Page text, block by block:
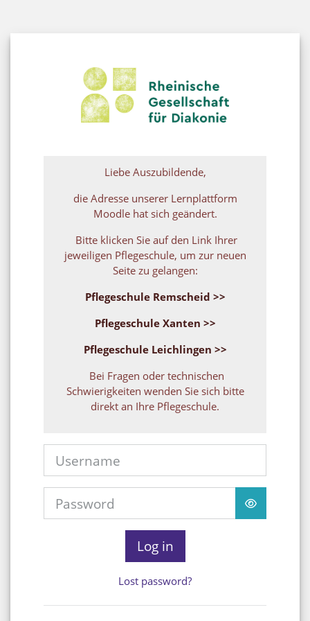
Log in to
Liebe Auszubildende,
die Adresse unserer Lernplattform
Moodle hat sich geändert.
Bitte klicken Sie auf den Link Ihrer
jeweiligen Pflegeschule, um zur neuen
Seite zu gelangen:
Pflegeschule Remscheid >>
Pflegeschule Xanten >>
Pflegeschule Leichlingen >>
Bei Fragen oder technischen
Schwierigkeiten wenden Sie sich bitte
direkt an Ihre Pflegeschule.
Log in
Lost password?